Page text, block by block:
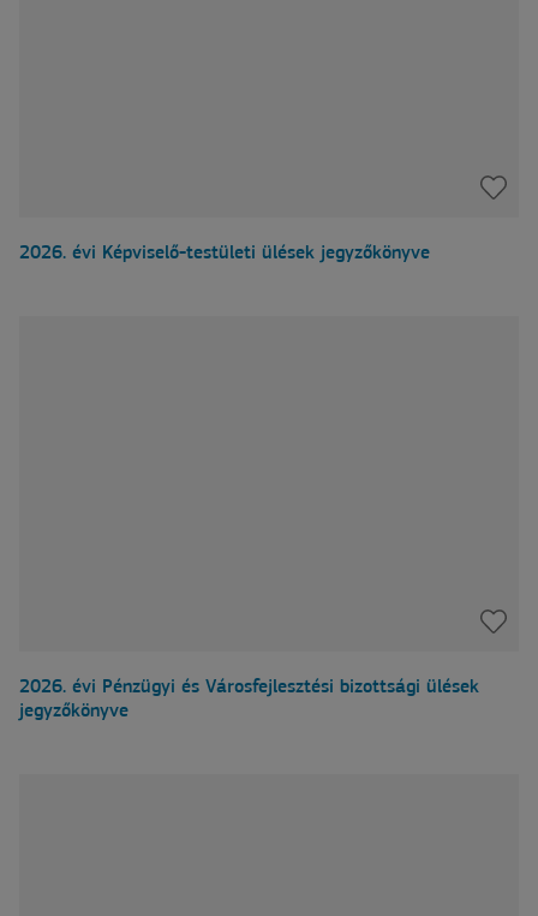
2026. évi Képviselő-testületi ülések jegyzőkönyve
2026. évi Pénzügyi és Városfejlesztési bizottsági ülések
jegyzőkönyve